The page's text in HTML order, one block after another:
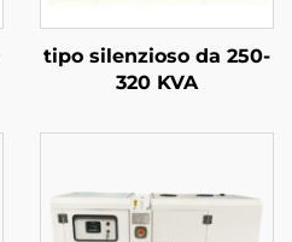
tipo silenzioso da 250-
320 KVA